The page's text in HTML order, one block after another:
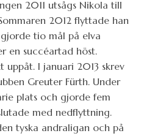
2011 utsågs Nikola till
2012 flyttade han
tio mål på elva
en succéartad höst.
uppåt. I januari 2013 skrev
Greuter Fürth. Under
plats och gjorde fem
med nedflyttning.
tyska andraligan och på